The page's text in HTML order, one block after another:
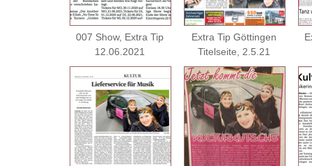
007 Show, Extra Tip
12.06.2021
Extra Tip Göttingen
Titelseite, 2.5.21